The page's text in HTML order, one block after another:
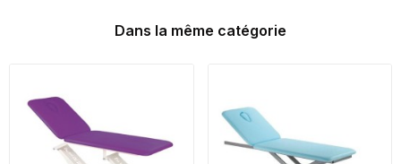
Dans la même catégorie